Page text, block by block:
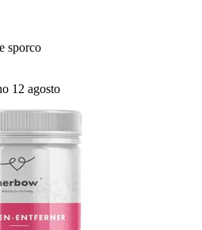
sporco
12 agosto